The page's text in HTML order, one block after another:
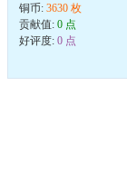
铜币: 3630 枚
贡献值: 0 点
好评度: 0 点